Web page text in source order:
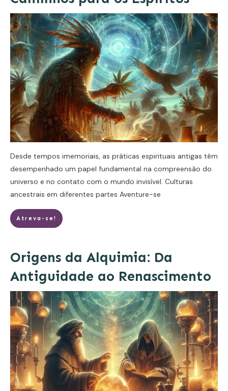
Desde tempos imemoriais, as práticas espirituais antigas têm
desempenhado um papel fundamental na compreensão do
universo e no contato com o mundo invisível. Culturas
ancestrais em diferentes partes Aventure-se
Atreva-se!
Origens da Alquimia: Da
Antiguidade ao Renascimento